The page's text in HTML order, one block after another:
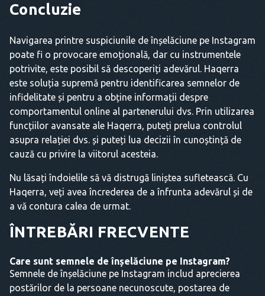
Concluzie
Navigarea printre suspiciunile de înșelăciune pe Instagram
poate fi o provocare emoțională, dar cu instrumentele
potrivite, este posibil să descoperiți adevărul. Haqerra
este soluția supremă pentru identificarea semnelor de
infidelitate și pentru a obține informații despre
comportamentul online al partenerului dvs. Prin utilizarea
funcțiilor avansate ale Haqerra, puteți prelua controlul
asupra relației dvs. și puteți lua decizii în cunoștință de
cauză cu privire la viitorul acesteia.
Nu lăsați îndoielile să vă distrugă liniștea sufletească. Cu
Haqerra, veți avea încrederea de a înfrunta adevărul și de
a vă contura calea de urmat.
ÎNTREBĂRI FRECVENTE
Care sunt semnele de înșelăciune pe Instagram?
Semnele de înșelăciune pe Instagram includ aprecierea
postărilor de la persoane necunoscute, postarea de